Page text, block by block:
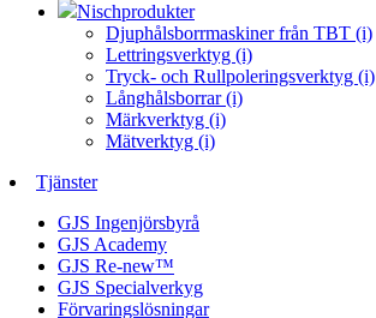
Nischprodukter
Djuphålsborrmaskiner från TBT (i)
Lettringsverktyg (i)
Tryck- och Rullpoleringsverktyg (i)
Långhålsborrar (i)
Märkverktyg (i)
Mätverktyg (i)
Tjänster
GJS Ingenjörsbyrå
GJS Academy
GJS Re-new™
GJS Specialverkyg
Förvaringslösningar